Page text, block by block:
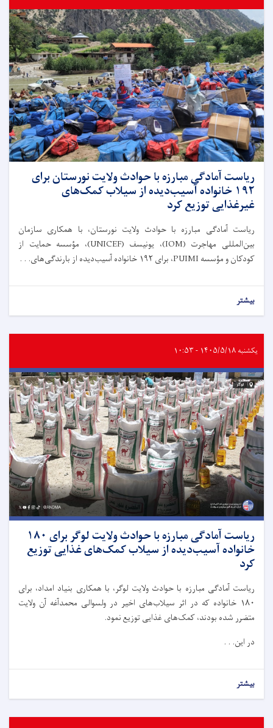
ریاست آمادگی مبارزه با حوادث ولایت نورستان برای
۱۹۲ خانواده آسیب‌دیده از سیلاب کمک‌های
غیرغذایی توزیع کرد
ریاست آمادگی مبارزه با حوادث ولایت نورستان، با همکاری سازمان
بین‌المللی مهاجرت (IOM)، یونیسف (UNICEF)، مؤسسه حمایت از
کودکان و مؤسسه PUIMI، برای ۱۹۲ خانواده آسیب‌دیده از بارندگی‌های. . .
بیشتر
یکشنبه ۱۴۰۵/۵/۱۸ - ۱۰:۵۳
ریاست آمادگی مبارزه با حوادث ولایت لوگر برای ۱۸۰
خانواده آسیب‌دیده از سیلاب کمک‌های غذایی توزیع
کرد
ریاست آمادگی مبارزه با حوادث ولایت لوگر، با همکاری بنیاد امداد، برای
۱۸۰ خانواده که در اثر سیلاب‌های اخیر در ولسوالی محمدآغه آن ولایت
متضرر شده بودند، کمک‌های غذایی توزیع نمود.
در این. . .
بیشتر